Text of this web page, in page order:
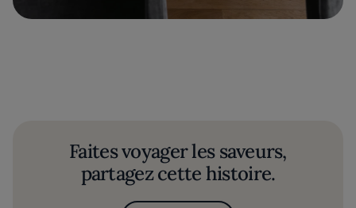
Faites voyager les saveurs,
partagez cette histoire.